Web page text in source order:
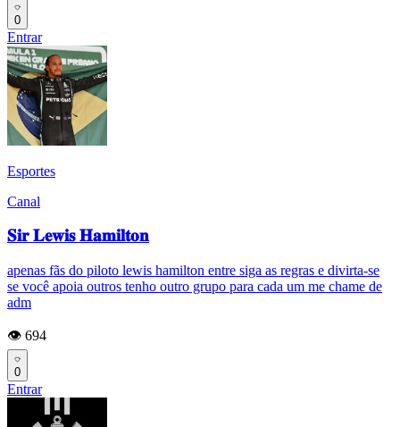
0
Entrar
Esportes
Canal
𝐒𝐢𝐫 𝐋𝐞𝐰𝐢𝐬 𝐇𝐚𝐦𝐢𝐥𝐭𝐨𝐧
apenas fãs do piloto lewis hamilton entre siga as regras e divirta-se
se você apoia outros tenho outro grupo para cada um me chame de
adm
👁️ 694
0
Entrar